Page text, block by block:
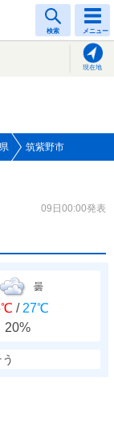
検索 メニュー
現在地
筑紫野市
09日00:00発表
曇
/ 27℃
20%